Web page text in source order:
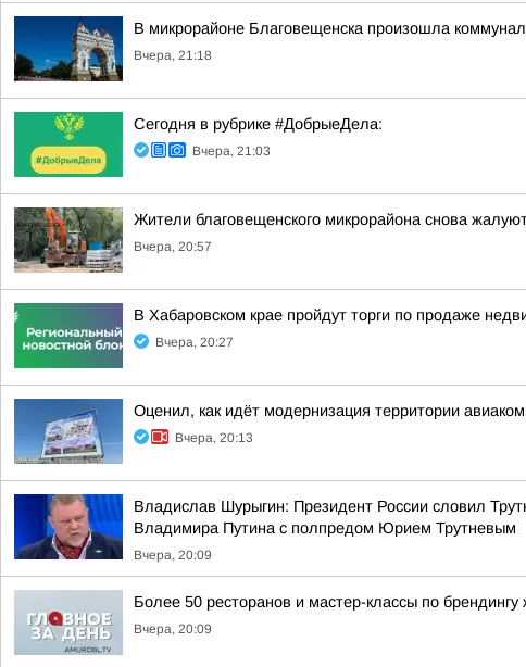
В микрорайоне Благовещенска произошла
Вчера, 21:18
Сегодня в рубрике #ДобрыеДела:
Вчера, 21:03
Жители благовещенского микрорайона снова
Вчера, 20:57
В Хабаровском крае пройдут торги по продаже
Вчера, 20:27
Оценил, как идёт модернизация территории
Вчера, 20:13
Владислав Шурыгин: Президент России словил
Владимира Путина с полпредом Юрием Трутневым
Вчера, 20:09
Более 50 ресторанов и мастер-классы по брендингу
Вчера, 20:09